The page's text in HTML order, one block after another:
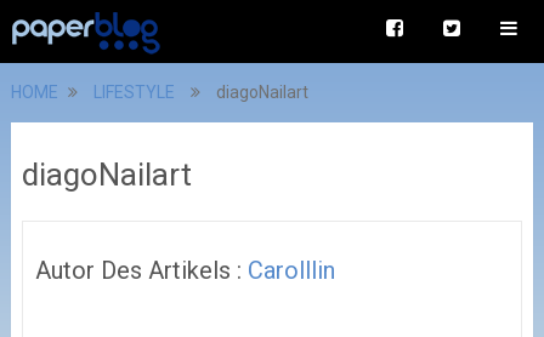
HOME LIFESTYLE diagoNailart
diagoNailart
Autor Des Artikels : Carolllin